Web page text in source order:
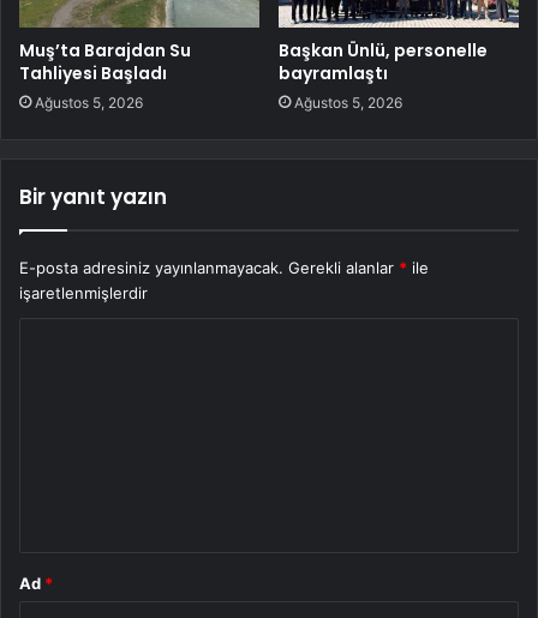
Muş’ta Barajdan Su
Tahliyesi Başladı
Ağustos 5, 2026
Başkan Ünlü, personelle
bayramlaştı
Ağustos 5, 2026
Bir yanıt yazın
E-posta adresiniz yayınlanmayacak. Gerekli alanlar * ile
işaretlenmişlerdir
Ad *